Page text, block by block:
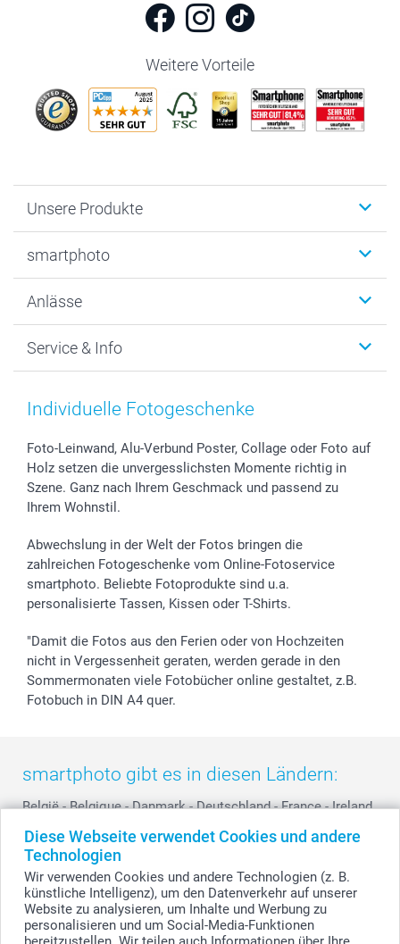
Diese Webseite verwendet Cookies und andere
Technologien
Wir verwenden Cookies und andere Technologien (z. B.
künstliche Intelligenz), um den Datenverkehr auf unserer
Website zu analysieren, um Inhalte und Werbung zu
personalisieren und um Social-Media-Funktionen
Weitere Vorteile
Unsere Produkte
Fotogeschenke
MyNameBook
Fotoabzüge, Fotos als Buch & Poster
Zubehör & Material
Sticker & Etiketten
Geschenk-Gutscheine (PDF)
smartphoto
Warum smartphoto
Datenschutz
AGB
Presse
Partnerprogramme
Investor Relations
Widerrufsrecht
Anlässe
Neujahr
Muttertag
Kommunion & Konfirmation
Hochzeit
Geburtstag
Zu allen Anlässen
Service & Info
Anmelden /Registrieren
Lieferfristen
72h Lieferung
Zahlungsmöglichkeiten
Status der Bestellung
smartfriends
smartgarantie
smartbonus
Individuelle Fotogeschenke
Foto-Leinwand, Alu-Verbund Poster, Collage oder Foto auf
Holz setzen die unvergesslichsten Momente richtig in
Szene. Ganz nach Ihrem Geschmack und passend zu
Ihrem Wohnstil.
Abwechslung in der Welt der Fotos bringen die
zahlreichen Fotogeschenke vom Online-Fotoservice
smartphoto. Beliebte Fotoprodukte sind u.a.
personalisierte Tassen, Kissen oder T-Shirts.
"Damit die Fotos aus den Ferien oder von Hochzeiten
nicht in Vergessenheit geraten, werden gerade in den
Sommermonaten viele Fotobücher online gestaltet, z.B.
Fotobuch in DIN A4 quer.
smartphoto gibt es in diesen Ländern:
België - Belgique - Danmark - Deutschland - France - Ireland
- Nederland - Norge - Österreich - Schweiz Suisse -
Switzerland - Suomi
Other Countries
Alle Preise verstehen sich in EURO (€) inkl. MwSt. und zzgl. Versandkosten.